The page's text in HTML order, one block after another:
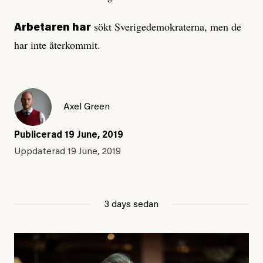
Arbetaren har sökt Sverigedemokraterna, men de
har inte återkommit.
Axel Green
Publicerad 19 June, 2019
Uppdaterad 19 June, 2019
3 days sedan